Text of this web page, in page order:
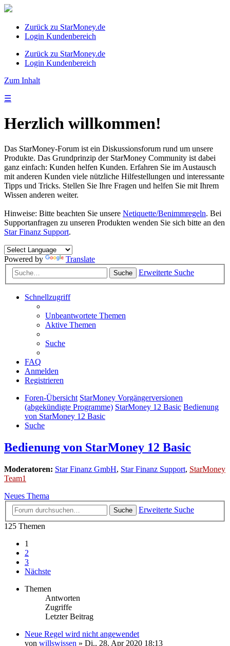
Zurück zu StarMoney.de
Login Kundenbereich
Zurück zu StarMoney.de
Login Kundenbereich
Zum Inhalt
☰
Herzlich willkommen!
Das StarMoney-Forum ist ein Diskussionsforum rund um unsere
Produkte. Das Grundprinzip der StarMoney Community ist dabei
ganz einfach: Kunden helfen Kunden. Erfahren Sie im Austausch
mit anderen Kunden viele nützliche Hilfestellungen und interessante
Tipps und Tricks. Stellen Sie Ihre Fragen und helfen Sie mit Ihrem
Wissen anderen weiter.
Hinweise: Bitte beachten Sie unsere Netiquette/Benimmregeln. Bei
Supportanfragen zu unseren Produkten wenden Sie sich bitte an den
Star Finanz Support.
Powered by Translate
Suche Erweiterte Suche
Schnellzugriff
Unbeantwortete Themen
Aktive Themen
Suche
FAQ
Anmelden
Registrieren
Foren-Übersicht StarMoney Vorgängerversionen
(abgekündigte Programme) StarMoney 12 Basic Bedienung
von StarMoney 12 Basic
Suche
Bedienung von StarMoney 12 Basic
Moderatoren: Star Finanz GmbH, Star Finanz Support, StarMoney
Team1
Neues Thema
Suche
Erweiterte Suche
125 Themen
1
2
3
Nächste
Themen
Antworten
Zugriffe
Letzter Beitrag
Neue Regel wird nicht angewendet
von willswissen » Di., 28. Apr 2020 18:13